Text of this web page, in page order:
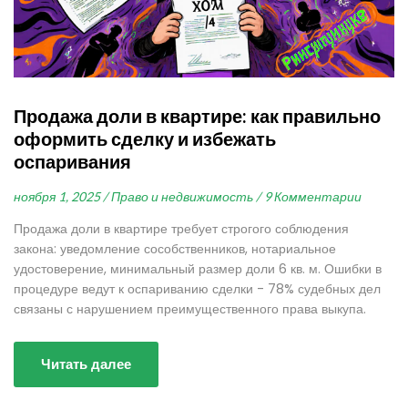
Продажа доли в квартире: как правильно
оформить сделку и избежать
оспаривания
ноября 1, 2025 / Право и недвижимость / 9 Комментарии
Продажа доли в квартире требует строгого соблюдения
закона: уведомление сособственников, нотариальное
удостоверение, минимальный размер доли 6 кв. м. Ошибки в
процедуре ведут к оспариванию сделки - 78% судебных дел
связаны с нарушением преимущественного права выкупа.
Читать далее